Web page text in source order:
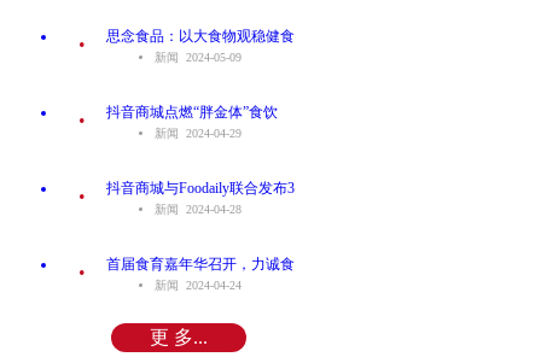
. 思念食品：以大食物观稳健食
新闻 2024-05-09
. 抖音商城点燃“胖金体”食饮
新闻 2024-04-29
. 抖音商城与Foodaily联合发布3
新闻 2024-04-28
. 首届食育嘉年华召开，力诚食
新闻 2024-04-24
更 多...